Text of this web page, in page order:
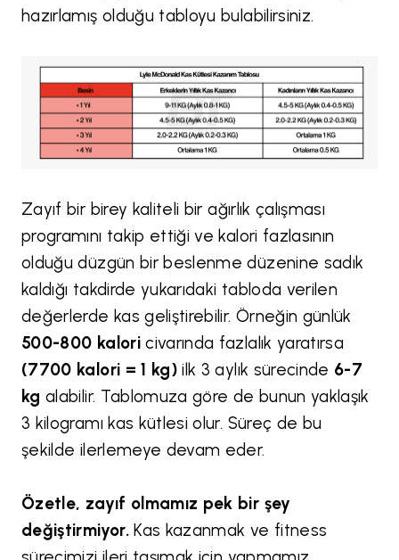
hazırlamış olduğu tabloyu bulabilirsiniz.
Zayıf bir birey kaliteli bir ağırlık çalışması
programını takip ettiği ve kalori fazlasının
olduğu düzgün bir beslenme düzenine sadık
kaldığı takdirde yukarıdaki tabloda verilen
değerlerde kas geliştirebilir. Örneğin günlük
500-800 kaloricivarında fazlalık yaratırsa
(7700 kalori = 1 kg) ilk 3 aylık sürecinde 6-7
kg alabilir. Tablomuza göre de bunun yaklaşık
3 kilogramı kas kütlesi olur. Süreç de bu
şekilde ilerlemeye devam eder.
Özetle, zayıf olmamız pek bir şey
değiştirmiyor.Kas kazanmak ve fitness